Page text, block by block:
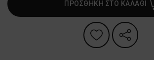
ΠΡΟΣΘΗΚΗ ΣΤΟ ΚΑΛΑΘΙ